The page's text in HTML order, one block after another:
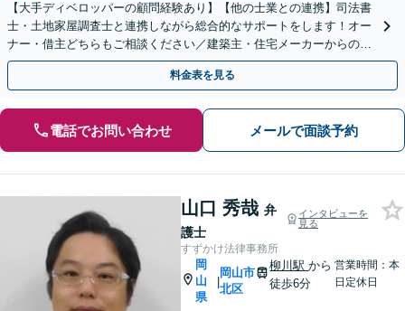
【大手ディベロッパーの顧問経験あり】【他の士業との連携】司法書
士・土地家屋調査士と連携しながら総合的なサポートをします！オー
ナー・借主どちらもご相談ください／建築主・住宅メーカーからのご
相談も【初回相談無料】【夜間土日面談可（要予約）】
料金表を見る
電話でお問い合わせ メールで面談予約
山口 秀哉 弁
護士
インタビューを
見る
すずかけ法律事務所
岡
山
県
|
岡山市
北区
柳川駅から
徒歩6分
営業時間：本
日定休日